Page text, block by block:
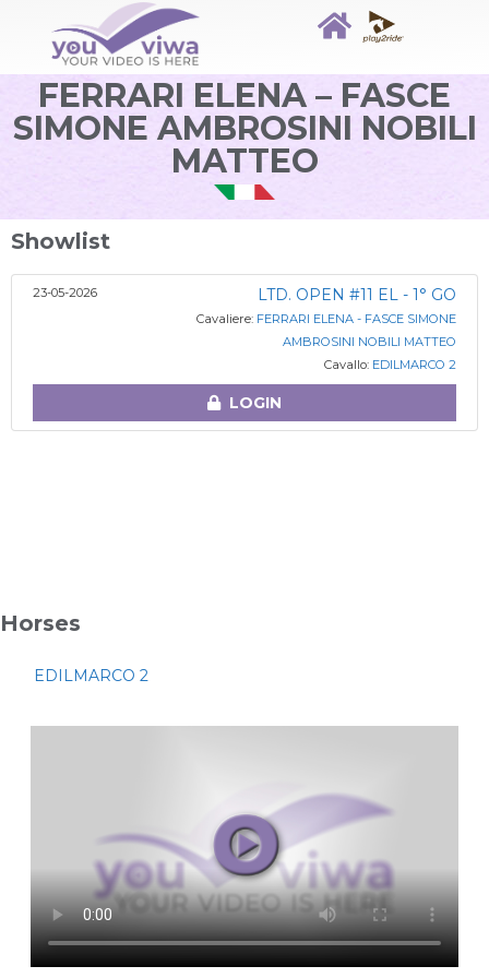
FERRARI ELENA – FASCE
SIMONE AMBROSINI NOBILI
MATTEO
Showlist
23-05-2026 LTD. OPEN #11 EL - 1° GO
Cavaliere: FERRARI ELENA - FASCE SIMONE
AMBROSINI NOBILI MATTEO
Cavallo: EDILMARCO 2
LOGIN
Horses
EDILMARCO 2